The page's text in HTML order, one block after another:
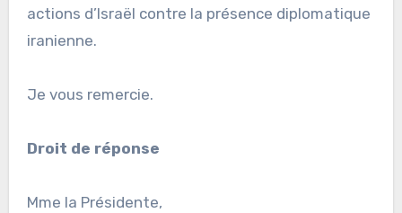
actions d’Israël contre la présence diplomatique
iranienne.
Je vous remercie.
Droit de réponse
Mme la Présidente,